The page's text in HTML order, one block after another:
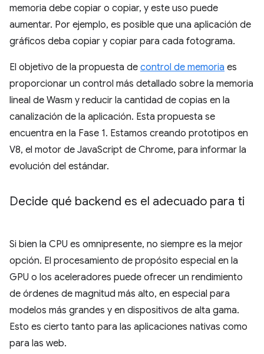
memoria debe copiar o copiar, y este uso puede
aumentar. Por ejemplo, es posible que una aplicación de
gráficos deba copiar y copiar para cada fotograma.
El objetivo de la propuesta de control de memoria es
proporcionar un control más detallado sobre la memoria
lineal de Wasm y reducir la cantidad de copias en la
canalización de la aplicación. Esta propuesta se
encuentra en la Fase 1. Estamos creando prototipos en
V8, el motor de JavaScript de Chrome, para informar la
evolución del estándar.
Decide qué backend es el adecuado para ti
Si bien la CPU es omnipresente, no siempre es la mejor
opción. El procesamiento de propósito especial en la
GPU o los aceleradores puede ofrecer un rendimiento
de órdenes de magnitud más alto, en especial para
modelos más grandes y en dispositivos de alta gama.
Esto es cierto tanto para las aplicaciones nativas como
para las web.